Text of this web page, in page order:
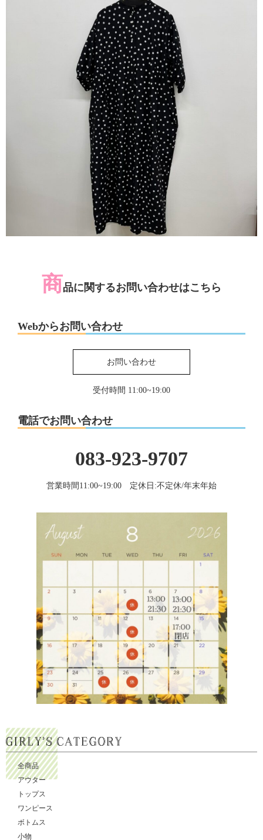
商品に関するお問い合わせはこちら
Webからお問い合わせ
お問い合わせ
受付時間 11:00~19:00
電話でお問い合わせ
083-923-9707
営業時間11:00~19:00 定休日:不定休/年末年始
全商品
アウター
トップス
ワンピース
ボトムス
小物